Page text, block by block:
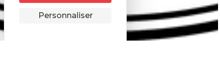
Personnaliser